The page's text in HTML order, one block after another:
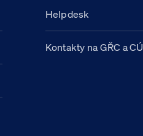
Helpdesk
Kontakty na GŘC a CÚ